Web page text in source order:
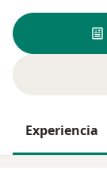
Experiencia